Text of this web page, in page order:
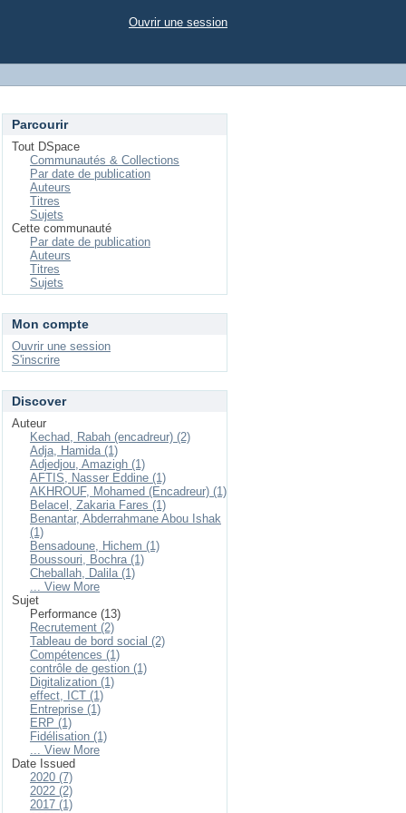
Ouvrir une session
Parcourir
Tout DSpace
Communautés & Collections
Par date de publication
Auteurs
Titres
Sujets
Cette communauté
Par date de publication
Auteurs
Titres
Sujets
Mon compte
Ouvrir une session
S'inscrire
Discover
Auteur
Kechad, Rabah (encadreur) (2)
Adja, Hamida (1)
Adjedjou, Amazigh (1)
AFTIS, Nasser Eddine (1)
AKHROUF, Mohamed (Encadreur) (1)
Belacel, Zakaria Fares (1)
Benantar, Abderrahmane Abou Ishak
(1)
Bensadoune, Hichem (1)
Boussouri, Bochra (1)
Cheballah, Dalila (1)
... View More
Sujet
Performance (13)
Recrutement (2)
Tableau de bord social (2)
Compétences (1)
contrôle de gestion (1)
Digitalization (1)
effect, ICT (1)
Entreprise (1)
ERP (1)
Fidélisation (1)
... View More
Date Issued
2020 (7)
2022 (2)
2017 (1)